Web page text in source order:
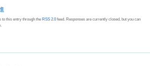
to this entry through the RSS 2.0 feed. Responses are currently closed, but you can